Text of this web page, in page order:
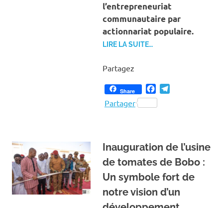
l’entrepreneuriat
communautaire par
actionnariat populaire.
LIRE LA SUITE…
Partagez
Share Facebook
Partager
Inauguration de l’usine
de tomates de Bobo :
Un symbole fort de
notre vision d’un